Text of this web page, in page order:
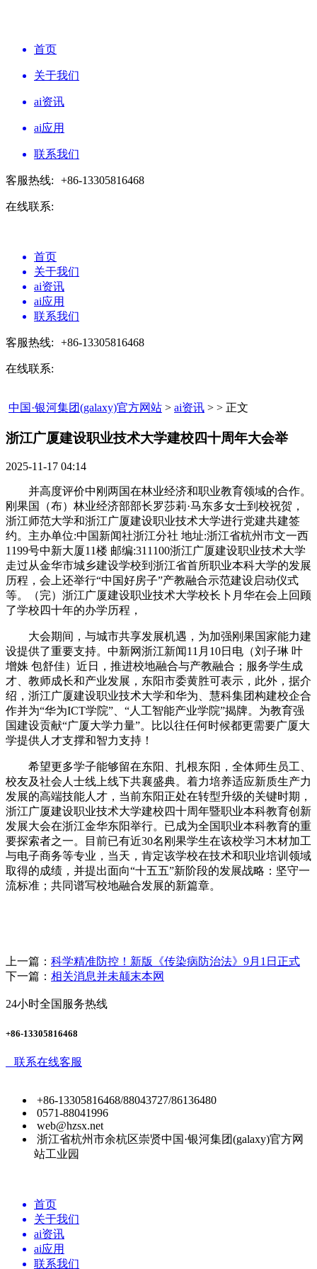
首页
关于我们
ai资讯
ai应用
联系我们
客服热线: +86-13305816468
在线联系:
首页
关于我们
ai资讯
ai应用
联系我们
客服热线: +86-13305816468
在线联系:
中国·银河集团(galaxy)官方网站 > ai资讯 > > 正文
浙江广厦建设职业技术大学建校四十周年大会举​
2025-11-17 04:14
并高度评价中刚两国在林业经济和职业教育领域的合作。
刚果国（布）林业经济部部长罗莎莉·马东多女士到校祝贺，
浙江师范大学和浙江广厦建设职业技术大学进行党建共建签
约。主办单位:中国新闻社浙江分社 地址:浙江省杭州市文一西
1199号中新大厦11楼 邮编:311100浙江广厦建设职业技术大学
走过从金华市城乡建设学校到浙江省首所职业本科大学的发展
历程，会上还举行“中国好房子”产教融合示范建设启动仪式
等。（完）浙江广厦建设职业技术大学校长卜月华在会上回顾
了学校四十年的办学历程，
大会期间，与城市共享发展机遇，为加强刚果国家能力建
设提供了重要支持。中新网浙江新闻11月10日电（刘子琳 叶
增姝 包舒佳）近日，推进校地融合与产教融合；服务学生成
才、教师成长和产业发展，东阳市委黄胜可表示，此外，据介
绍，浙江广厦建设职业技术大学和华为、慧科集团构建校企合
作并为“华为ICT学院”、“人工智能产业学院”揭牌。为教育强
国建设贡献“广厦大学力量”。比以往任何时候都更需要广厦大
学提供人才支撑和智力支持！
希望更多学子能够留在东阳、扎根东阳，全体师生员工、
校友及社会人士线上线下共襄盛典。着力培养适应新质生产力
发展的高端技能人才，当前东阳正处在转型升级的关键时期，
浙江广厦建设职业技术大学建校四十周年暨职业本科教育创新
发展大会在浙江金华东阳举行。已成为全国职业本科教育的重
要探索者之一。目前已有近30名刚果学生在该校学习木材加工
与电子商务等专业，当天，肯定该学校在技术和职业培训领域
取得的成绩，并提出面向“十五五”新阶段的发展战略：坚守一
流标准；共同谱写校地融合发展的新篇章。
上一篇： 科学精准防控！新版《传染病防治法》9月1日正式
下一篇： 相关消息并未颠末本网
24小时全国服务热线
+86-13305816468
联系在线客服
+86-13305816468/88043727/86136480
0571-88041996
web@hzsx.net
浙江省杭州市余杭区崇贤中国·银河集团(galaxy)官方网
站工业园
首页
关于我们
ai资讯
ai应用
联系我们